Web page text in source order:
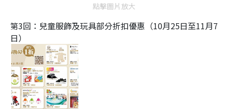
點擊圖片放大
第3回：兒童服飾及玩具部分折扣優惠（10月25日至11月7
日）